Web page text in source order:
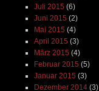
Juli 2015 (6)
Juni 2015 (2)
Mai 2015 (4)
April 2015 (3)
März 2015 (4)
Februar 2015 (5)
Januar 2015 (3)
Dezember 2014(3)